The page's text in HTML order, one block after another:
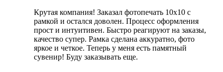
Крутая компания! Заказал фотопечать 10х10 с
рамкой и остался доволен. Процесс оформления
прост и интуитивен. Быстро реагируют на заказы,
качество супер. Рамка сделана аккуратно, фото
яркое и четкое. Теперь у меня есть памятный
сувенир! Буду заказывать еще.